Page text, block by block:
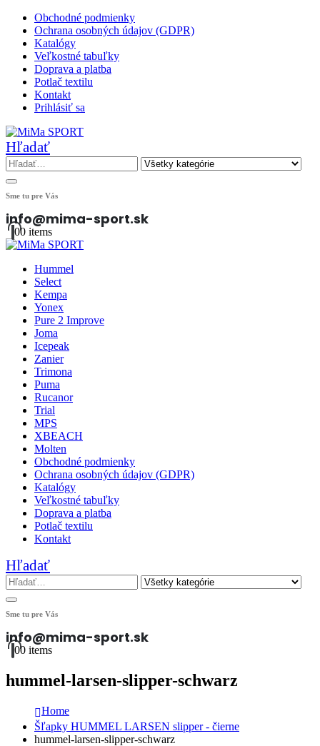
Obchodné podmienky
Ochrana osobných údajov (GDPR)
Katalógy
Veľkostné tabuľky
Doprava a platba
Potlač textilu
Kontakt
Prihlásiť sa
Hľadať
Sme tu pre Vás
info@mima-sport.sk
00 items
Hummel
Select
Kempa
Yonex
Pure 2 Improve
Joma
Icepeak
Zanier
Trimona
Puma
Rucanor
Trial
MPS
XBEACH
Molten
Obchodné podmienky
Ochrana osobných údajov (GDPR)
Katalógy
Veľkostné tabuľky
Doprava a platba
Potlač textilu
Kontakt
Hľadať
Sme tu pre Vás
info@mima-sport.sk
00 items
hummel-larsen-slipper-schwarz
Home
Šľapky HUMMEL LARSEN slipper - čierne
hummel-larsen-slipper-schwarz